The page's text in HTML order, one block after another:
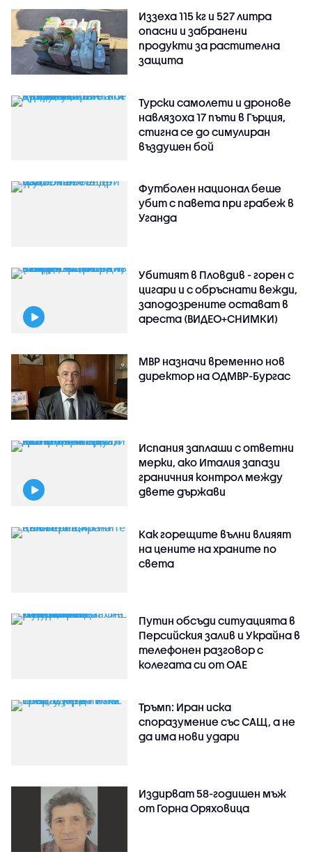
Иззеха 115 кг и 527 литра
опасни и забранени
продукти за растителна
защита
Турски самолети и дронове
навлязоха 17 пъти в Гърция,
стигна се до симулиран
въздушен бой
Футболен национал беше
убит с павета при грабеж в
Уганда
Убитият в Пловдив - горен с
цигари и с обръснати вежди,
заподозрените остават в
ареста (ВИДЕО+СНИМКИ)
МВР назначи временно нов
директор на ОДМВР-Бургас
Испания заплаши с ответни
мерки, ако Италия запази
граничния контрол между
двете държави
Как горещите вълни влияят
на цените на храните по
света
Путин обсъди ситуацията в
Персийския залив и Украйна в
телефонен разговор с
колегата си от ОАЕ
Тръмп: Иран иска
споразумение със САЩ, а не
да има нови удари
Издирват 58-годишен мъж
от Горна Оряховица